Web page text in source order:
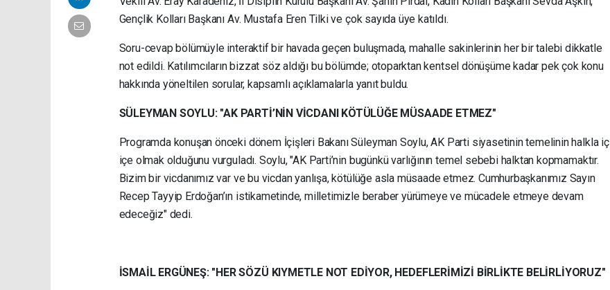
Gençlik Kolları Başkanı Av. Mustafa Eren Tilki ve çok sayıda üye katıldı.
Soru-cevap bölümüyle interaktif bir havada geçen buluşmada, mahalle sakinlerinin her bir talebi dikkatle
not edildi. Katılımcıların bizzat söz aldığı bu bölümde; otoparktan kentsel dönüşüme kadar pek çok konu
hakkında yöneltilen sorular, kapsamlı açıklamalarla yanıt buldu.
SÜLEYMAN SOYLU: "AK PARTİ’NİN VİCDANI KÖTÜLÜĞE MÜSAADE ETMEZ"
Programda konuşan önceki dönem İçişleri Bakanı Süleyman Soylu, AK Parti siyasetinin temelinin halkla iç
içe olmak olduğunu vurguladı. Soylu, "AK Parti’nin bugünkü varlığının temel sebebi halktan kopmamaktır.
Bizim bir vicdanımız var ve bu vicdan yanlışa, kötülüğe asla müsaade etmez. Cumhurbaşkanımız Sayın
Recep Tayyip Erdoğan’ın istikametinde, milletimizle beraber yürümeye ve mücadele etmeye devam
edeceğiz" dedi.
İSMAİL ERGÜNEŞ: "HER SÖZÜ KIYMETLE NOT EDİYOR, HEDEFLERİMİZİ BİRLİKTE BELİRLİYORUZ"